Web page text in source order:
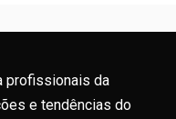
profissionais da
e tendências do